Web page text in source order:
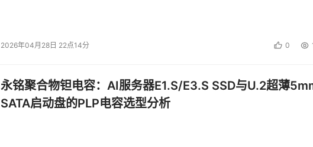
2026年04月28日 22点14分 0
永铭聚合物钽电容：AI服务器E1.S/E3.S SSD与U.2超薄
SATA启动盘的PLP电容选型分析